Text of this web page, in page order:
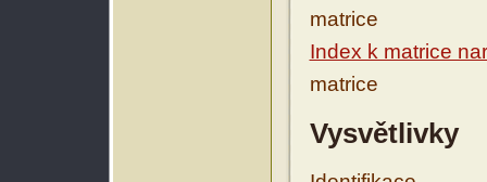
matrice
Index k matrice
matrice
Vysvětlivky